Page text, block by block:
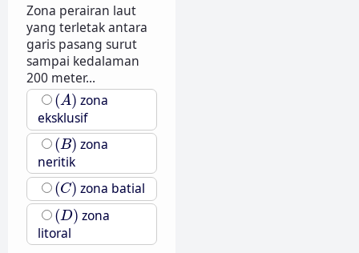
Zona perairan laut
yang terletak antara
garis pasang surut
sampai kedalaman
200 meter...
(A)
(A) zona
eksklusif
(B)
(B) zona
neritik
(C)
(C) zona batial
(D)
(D) zona
litoral